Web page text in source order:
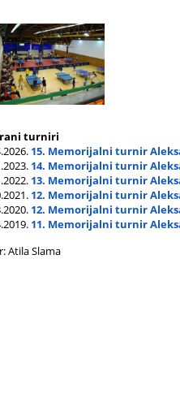
turniri
15. Memorijalni turnir
14. Memorijalni turnir
13. Memorijalni turnir
12. Memorijalni turnir
12. Memorijalni turnir
11. Memorijalni turnir
Atila Slama